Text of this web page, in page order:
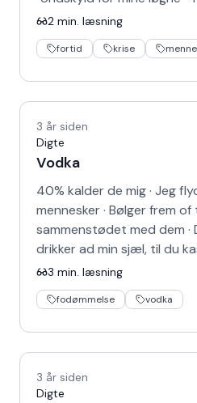
2 min. læsning
fortid krise
3 år siden
Digte
Vodka
40% kalder de mig · Jeg
mennesker · Bølger frem
sammenstødet med dem
drikker ad min sjæl, til du
3 min. læsning
fodømmelse vodka
3 år siden
Digte